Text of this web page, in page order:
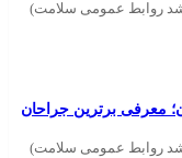
روابط عمومی سلامت)
معرفی برترین جراحان
روابط عمومی سلامت)